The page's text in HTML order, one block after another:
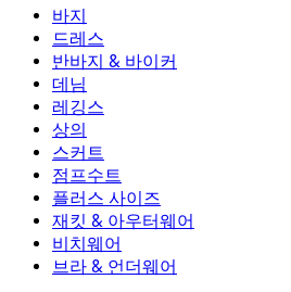
바지
바지
조거
작업 바지
플로우 팬츠
드레스
드레스
액티브 드레스
맥시 & 미디 드레스
미니 드레스
반바지 & 바이커
반바지 & 바이커
바이커
데님 반바지
2.5인치 반바지
데님
데님
데님 레깅스
와이드 진
데님 반바지
데님 스커트
레깅스
레깅스
데님 레깅스
힙업 레깅스
요가 레깅스
상의
상의
스포츠 브라
티셔츠
스커트
스커트
액티브 스커트
미니 스커트
맥시 & 미디 스커트
점프수트
점프수트
오버롤
롬퍼
플러스 사이즈
플러스 사이즈
플러스 사이즈 하의
플러스 사이즈 상의
플러스 사이즈 드레스
재킷 & 아우터웨어
재킷 & 아우터웨어
재킷 & 아우터웨어
아우터웨어
비치웨어
비치웨어
수영복 상의
브라 & 언더웨어
브라 & 언더웨어